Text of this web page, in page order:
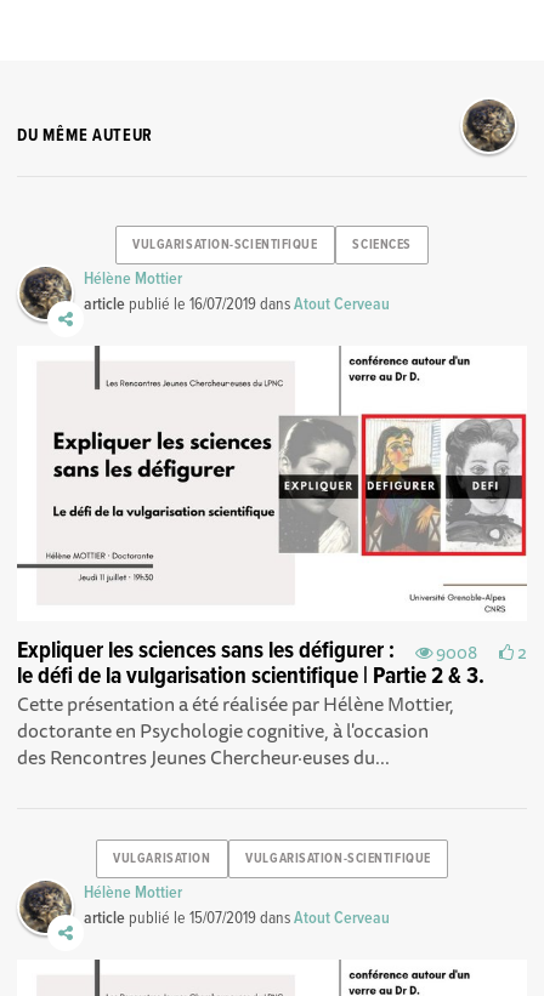
DU MÊME AUTEUR
VULGARISATION-SCIENTIFIQUE SCIENCES
Hélène Mottier
article publié le16/07/2019dansAtout Cerveau
9008 2
Expliquer les sciences sans les défigurer :
le défi de la vulgarisation scientifique | Partie 2 & 3.
Cette présentation a été réalisée par Hélène Mottier,
doctorante en Psychologie cognitive, à l'occasion
des Rencontres Jeunes Chercheur·euses du...
VULGARISATION VULGARISATION-SCIENTIFIQUE
Hélène Mottier
article publié le15/07/2019dansAtout Cerveau